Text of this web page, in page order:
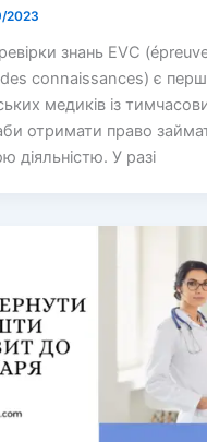
2023
знань EVC
connaissances) є
медиків із
отримати право
діяльністю. У разі